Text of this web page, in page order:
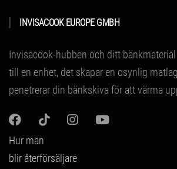
INVISACOOK EUROPE GMBH
Invisacook-hubben och ditt
till en enhet, det skapar en osynlig
penetrerar din bänkskiva för att värma
Hur man
blir återförsäljare